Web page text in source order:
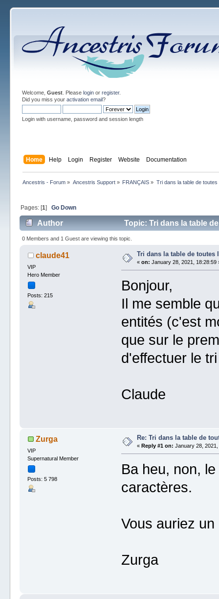
Welcome, Guest. Please loginor register.
Did you miss your activation email?
Login with username, password and session length
Home Help Login Register Website Documentation
Ancestris - Forum » Ancestris Support» FRANÇAIS » Tri dans la table de toutes
Pages: [1] Go Down
Author Topic: Tri dans la table
0 Members and 1 Guest are viewing this topic.
claude41
VIP
Hero Member
Posts: 215
Tri dans la table de toutes
«on: January 28, 2021, 18:28:59
Bonjour,
Il me semble
entités (c'est
que sur le
d'effectuer le
Claude
Zurga
VIP
Supernatural Member
Posts: 5 798
Re: Tri dans la table de
« Reply #1 on: January 28,
Ba heu, non,
caractères.
Vous auriez
Zurga